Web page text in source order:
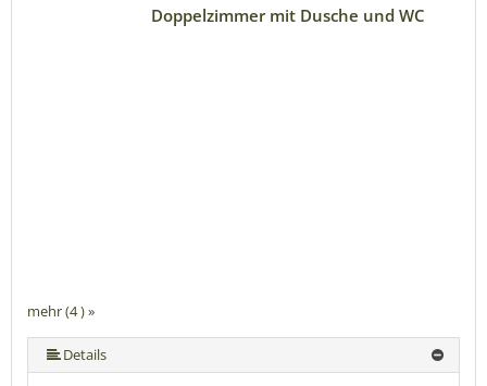
mehr (4 ) »
Doppelzimmer mit Dusche und WC
Details